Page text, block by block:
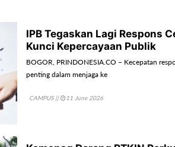
IPB Tegaskan Lagi Respons
Kunci Kepercayaan Publik
BOGOR, PRINDONESIA.CO – Kecepatan
penting dalam menjaga ke
CAMPUS|| 11 June 2026